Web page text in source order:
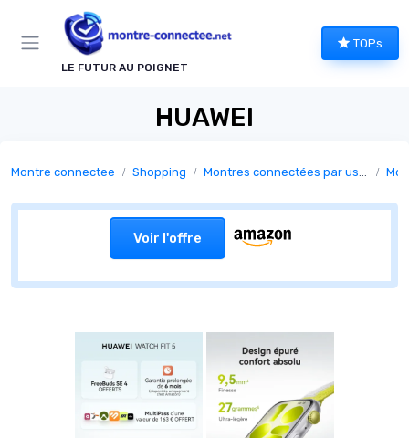
LE FUTUR AU POIGNET
TOPs
HUAWEI
Montre connectee Shopping Montres connectées par usage
Voir l'offre
Panneau de gestion des cookies